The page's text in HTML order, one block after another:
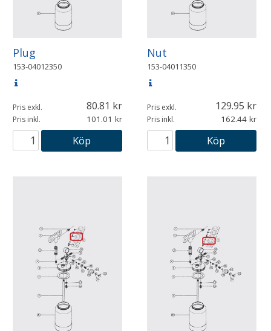
Plug
153-04012350
Pris exkl. 80.81
Pris inkl. 101.01
Köp
Nut
153-04011350
Pris exkl. 129.95
Pris inkl. 162.44
Köp